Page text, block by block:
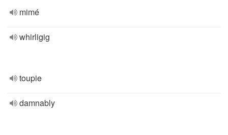
mimé
whirligig
toupie
damnably